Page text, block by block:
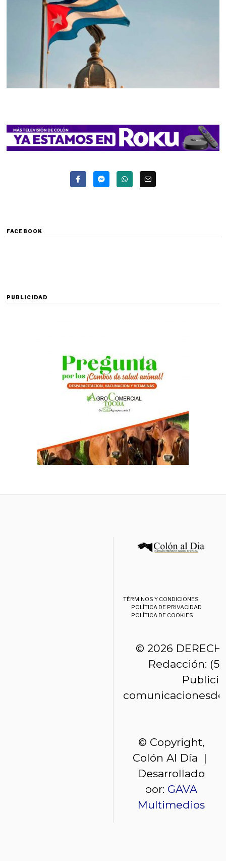
FACEBOOK
PUBLICIDAD
TÉRMINOS Y CONDICIONES
POLÍTICA DE PRIVACIDAD
POLÍTICA DE COOKIES
© 2026
Redacción:
© Copyright,
Colón Al Día |
Desarrollado
por: GAVA
Multimedios